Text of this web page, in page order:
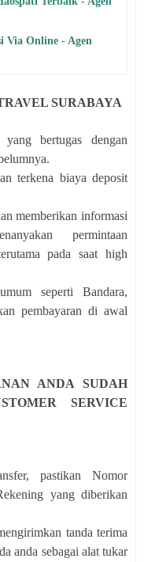
Via Online - Agen
SURABAYA
bertugas dengan
terkena biaya deposit
memberikan informasi
permintaan
pada saat high
seperti Bandara,
pembayaran di awal
ANDA SUDAH
SERVICE
pastikan Nomor
yang diberikan
tanda terima
anda sebagai alat tukar